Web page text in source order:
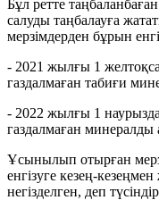
Бұл ретте
салуды таңбалауға
мерзімдерден бұрын
- 2021 жылғы 1
газдалмаған табиғи
- 2022 жылғы 1
газдалмаған минералды
Ұсынылып отырған
енгізуге кезең-
негізделген, деп